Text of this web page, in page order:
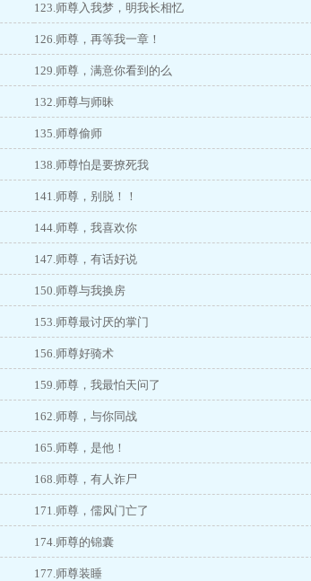
123.师尊入我梦，明我长相忆
126.师尊，再等我一章！
129.师尊，满意你看到的么
132.师尊与师昧
135.师尊偷师
138.师尊怕是要撩死我
141.师尊，别脱！！
144.师尊，我喜欢你
147.师尊，有话好说
150.师尊与我换房
153.师尊最讨厌的掌门
156.师尊好骑术
159.师尊，我最怕天问了
162.师尊，与你同战
165.师尊，是他！
168.师尊，有人诈尸
171.师尊，儒风门亡了
174.师尊的锦囊
177.师尊装睡